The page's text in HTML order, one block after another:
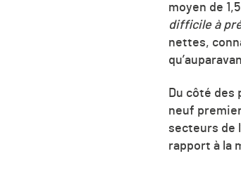
moyen de
difficile à
nettes,
Du côté des
neuf
secteurs de
rapport à la